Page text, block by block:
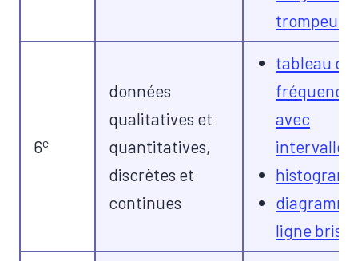
trompeurs
6e
données
qualitatives et
quantitatives,
discrètes et
continues
tableau de
avec
intervalles
ligne